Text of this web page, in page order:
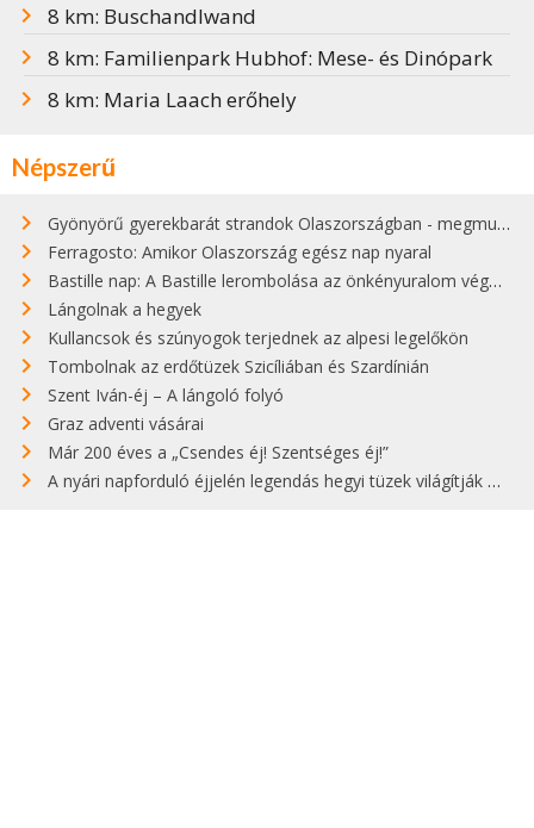
8 km: Buschandlwand
8 km: Familienpark Hubhof: Mese- és Dinópark
8 km: Maria Laach erőhely
Népszerű
Gyönyörű gyerekbarát strandok Olaszországban - megmutatjuk a 15 legjobbat
Ferragosto: Amikor Olaszország egész nap nyaral
Bastille nap: A Bastille lerombolása az önkényuralom végét jelentette
Lángolnak a hegyek
Kullancsok és szúnyogok terjednek az alpesi legelőkön
Tombolnak az erdőtüzek Szicíliában és Szardínián
Szent Iván-éj – A lángoló folyó
Graz adventi vásárai
Már 200 éves a „Csendes éj! Szentséges éj!”
A nyári napforduló éjjelén legendás hegyi tüzek világítják meg Zugspitzét